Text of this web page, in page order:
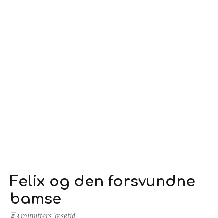
Felix og den forsvundne
bamse
⏳ 3 minutters læsetid